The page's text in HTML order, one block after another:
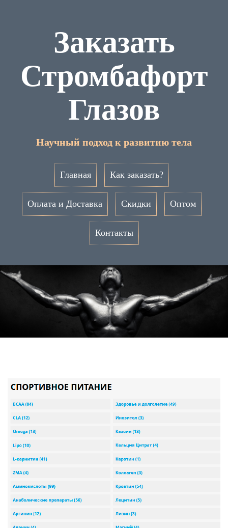
Заказать
Стромбафорт
Глазов
Научный подход к развитию тела
Главная Как заказать?
Оплата и Доставка Скидки Оптом
Контакты